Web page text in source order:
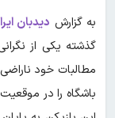
به گزارش دیدبان
گذشته یکی از
مطالبات خود
باشگاه را در